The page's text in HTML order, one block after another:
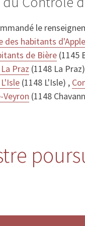
le
des habitants
de Bière (1145
Praz (1148 La
(1148 L'Isle) ,
Veyron (1148